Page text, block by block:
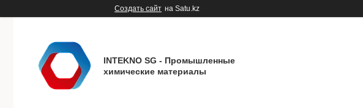
Создать сайт на Satu.kz
INTEKNO SG - Промышленные
химические материалы